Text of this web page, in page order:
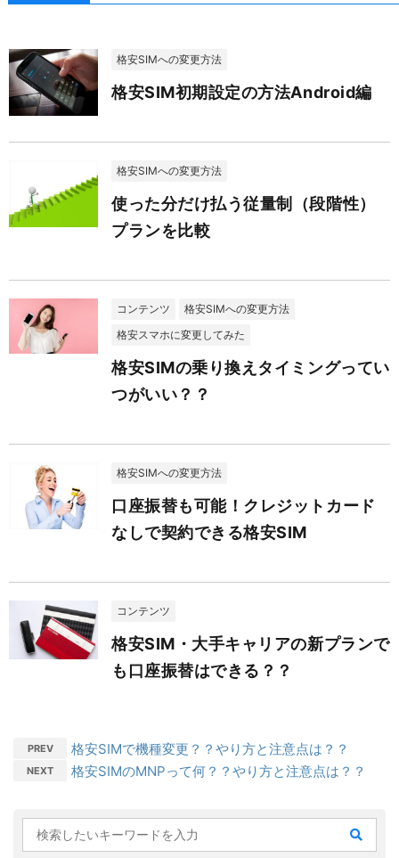
格安SIMへの変更方法
格安SIM初期設定の方法Android編
格安SIMへの変更方法
使った分だけ払う従量制（段階性）
プランを比較
コンテンツ
格安SIMへの変更方法
格安スマホに変更してみた
格安SIMの乗り換えタイミングってい
つがいい？？
格安SIMへの変更方法
口座振替も可能！クレジットカード
なしで契約できる格安SIM
コンテンツ
格安SIM・大手キャリアの新プランで
も口座振替はできる？？
PREV 格安SIMで機種変更？？やり方と注意点は？？
NEXT 格安SIMのMNPって何？？やり方と注意点は？？